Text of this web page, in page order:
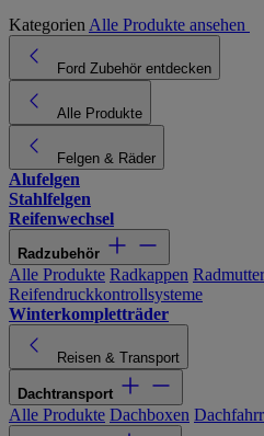
Kategorien Alle Produkte ansehen
Ford Zubehör entdecken
Alle Produkte
Felgen & Räder
Alufelgen
Stahlfelgen
Reifenwechsel
Radzubehör
Alle Produkte Radkappen
Reifendruckkontrollsysteme
Winterkompletträder
Reisen & Transport
Dachtransport
Alle Produkte Dachboxen